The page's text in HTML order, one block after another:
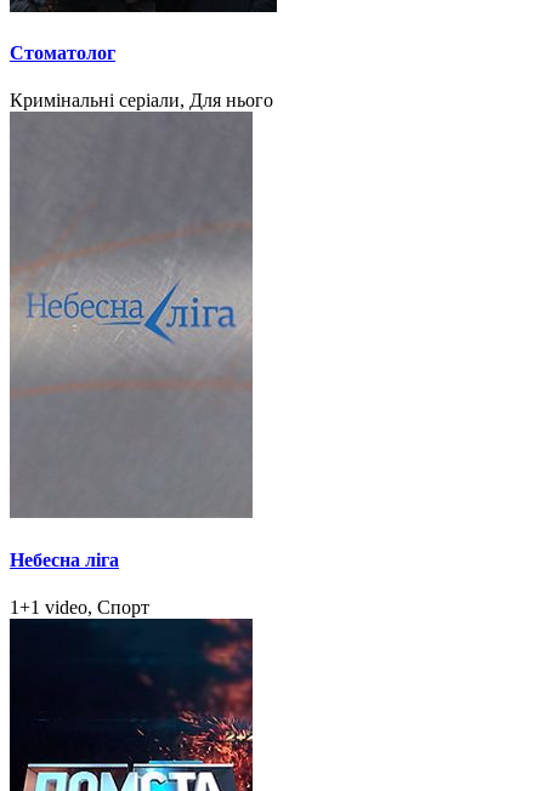
Стоматолог
Кримінальні серіали, Для нього
Небесна ліга
1+1 video, Спорт